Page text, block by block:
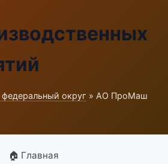
округ » АО ПроМаш
🏠 Главная